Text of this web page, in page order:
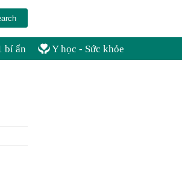
bí ẩn Y học - Sức khỏe